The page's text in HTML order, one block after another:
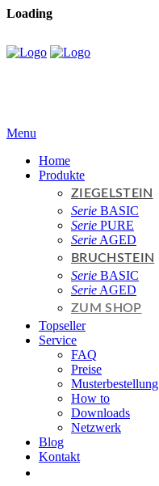
Loading
Menu
Home
Produkte
ZIEGELSTEIN
Serie BASIC
Serie PURE
Serie AGED
BRUCHSTEIN
Serie BASIC
Serie AGED
ZUM SHOP
Topseller
Service
FAQ
Preise
Musterbestellung
How to
Downloads
Netzwerk
Blog
Kontakt